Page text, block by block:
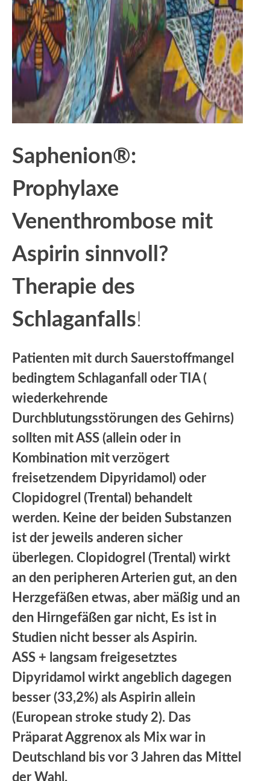
Saphenion®:
Prophylaxe
Venenthrombose mit
Aspirin sinnvoll?
Therapie des
Schlaganfalls!
Patienten mit durch Sauerstoffmangel
bedingtem Schlaganfall oder TIA (
wiederkehrende
Durchblutungsstörungen des Gehirns)
sollten mit ASS (allein oder in
Kombination mit verzögert
freisetzendem Dipyridamol) oder
Clopidogrel (Trental) behandelt
werden. Keine der beiden Substanzen
ist der jeweils anderen sicher
überlegen. Clopidogrel (Trental) wirkt
an den peripheren Arterien gut, an den
Herzgefäßen etwas, aber mäßig und an
den Hirngefäßen gar nicht, Es ist in
Studien nicht besser als Aspirin.
ASS + langsam freigesetztes
Dipyridamol wirkt angeblich dagegen
besser (33,2%) als Aspirin allein
(European stroke study 2). Das
Präparat Aggrenox als Mix war in
Deutschland bis vor 3 Jahren das Mittel
der Wahl.